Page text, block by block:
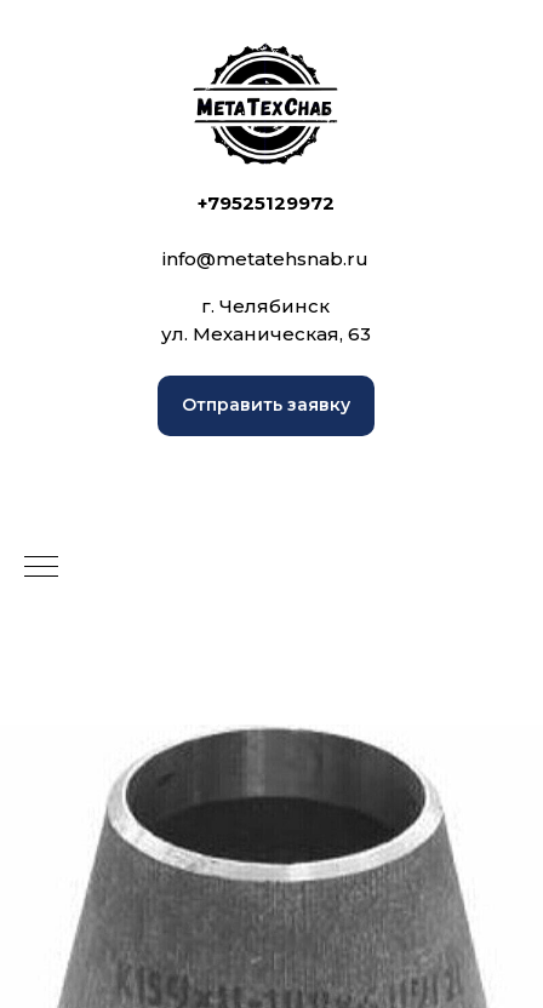
+79525129972
info@metatehsnab.ru
г. Челябинск
ул. Механическая, 63
Отправить заявку